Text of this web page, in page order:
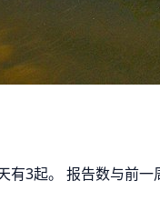
3起。 报告数与前